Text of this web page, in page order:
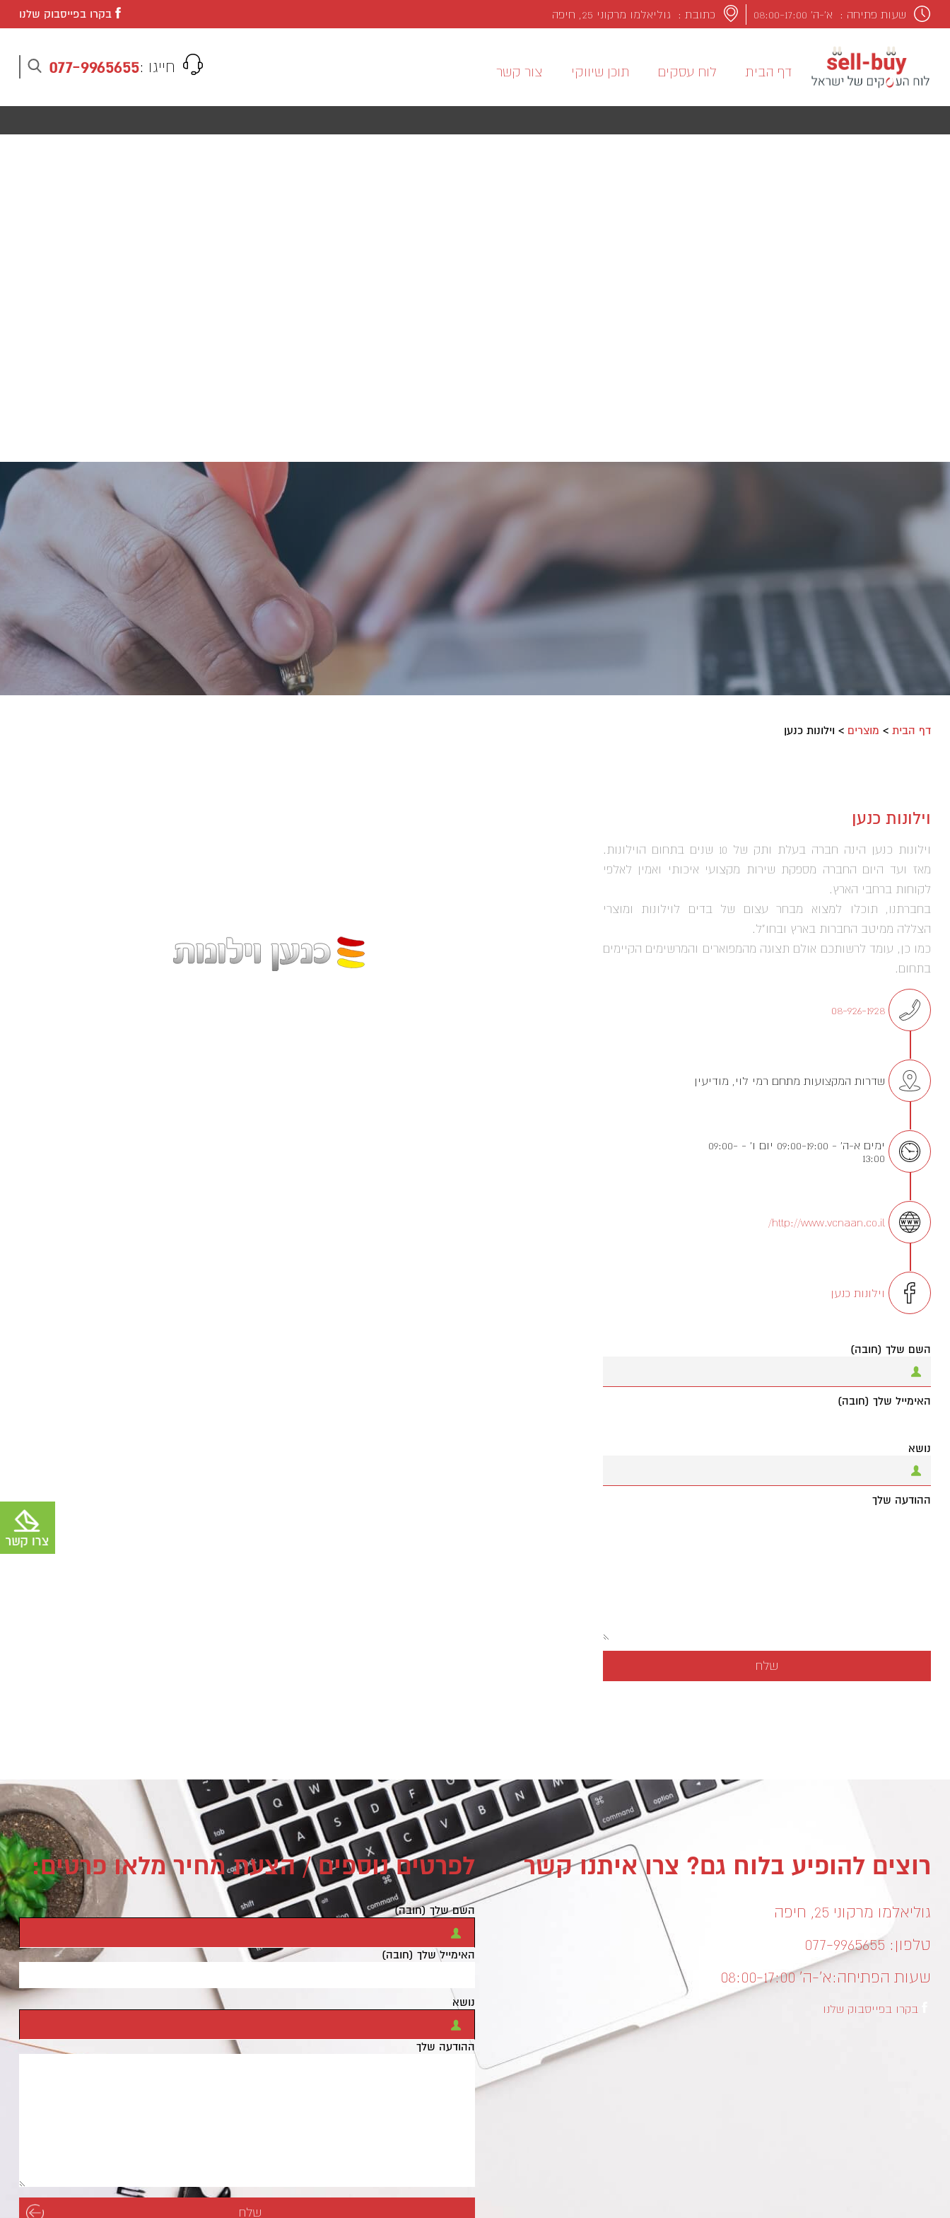
שעות פתיחה : א’-ה’ 08:00-17:00 כתובת : גוליאלמו מרקוני 25, חיפה בקרו בפייסבוק שלנו
דף הבית לוח עסקים תוכן שיווקי צור קשר חייגו :077-9965655
דף הבית> מוצרים > וילונות כנען
וילונות כנען
וילונות כנען הינה חברה בעלת ותק של 10 שנים בתחום הוילונות.
מאז ועד היום החברה מספקת שירות מקצועי איכותי ואמין לאלפי
לקוחות ברחבי הארץ.
בחברתנו, תוכלו למצוא מבחר עצום של בדים לוילונות ומוצרי
הצללה ממיטב החברות בארץ ובחו"ל.
כמו כן, עומד לרשותכם אולם תצוגה מהמפוארים והמרשימים הקיימים
בתחום.
08-926-1928
שדרות המקצועות מתחם רמי לוי, מודיעין
ימים א-ה' - 09:00-19:00 יום ו' - 09:00-
13:00
http://www.vcnaan.co.il/
וילונות כנען
השם שלך (חובה)
האימייל שלך (חובה)
נושא
ההודעה שלך
רוצים להופיע בלוח גם? צרו איתנו קשר
גוליאלמו מרקוני 25, חיפה
טלפון: 077-9965655
שעות הפתיחה:א’-ה’ 08:00-17:00
בקרו בפייסבוק שלנו
לפרטים נוספים / הצעת מחיר מלאו פרטים:
השם שלך (חובה)
האימייל שלך (חובה)
נושא
ההודעה שלך